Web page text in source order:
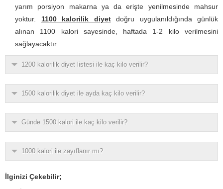
yarım porsiyon makarna ya da erişte yenilmesinde mahsur
yoktur. 1100 kalorilik diyetdoğru uygulanıldığında günlük
alınan 1100 kalori sayesinde, haftada 1-2 kilo verilmesini
sağlayacaktır.
1200 kalorilik diyet listesi ile kaç kilo verilir?
1500 kalorilik diyet ile ayda kaç kilo verilir?
Günde 1500 kalori ile kaç kilo verilir?
1000 kalori ile zayıflanır mı?
İlginizi Çekebilir;